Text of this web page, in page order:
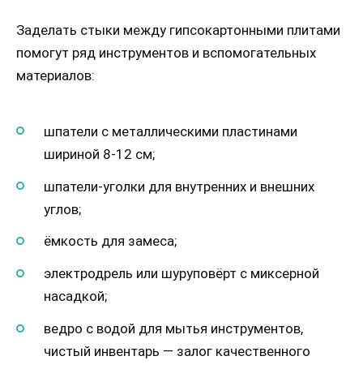
Заделать стыки между гипсокартонными плитами
помогут ряд инструментов и вспомогательных
материалов:
шпатели с металлическими пластинами
шириной 8-12 см;
шпатели-уголки для внутренних и внешних
углов;
ёмкость для замеса;
электродрель или шуруповёрт с миксерной
насадкой;
ведро с водой для мытья инструментов,
чистый инвентарь — залог качественного